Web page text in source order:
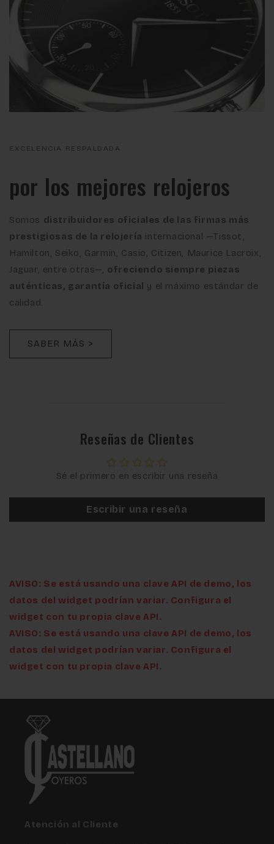
EXCELENCIA RESPALDADA
por los mejores relojeros
Somos distribuidores oficiales de las firmas más
prestigiosas de la relojería internacional —Tissot,
Hamilton, Seiko, Garmin, Casio, Citizen, Maurice Lacroix,
Jaguar, entre otras—, ofreciendo siempre piezas
auténticas, garantía oficial y el máximo estándar de
calidad.
SABER MÁS >
Reseñas de Clientes
Sé el primero en escribir una reseña
Escribir una reseña
AVISO: Se está usando una clave API de demo, los
datos del widget podrían variar. Configura el
widget con tu propia clave API.
AVISO: Se está usando una clave API de demo, los
datos del widget podrían variar. Configura el
widget con tu propia clave API.
Atención al Cliente